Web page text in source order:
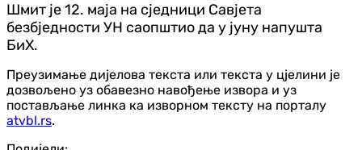
Шмит је 12. маја на сједници Савјета
безбједности УН саопштио да у јуну напушта
БиХ.
Преузимање дијелова текста или текста у цјелини је
дозвољено уз обавезно навођење извора и уз
постављање линка ка изворном тексту на порталу
atvbl.rs.